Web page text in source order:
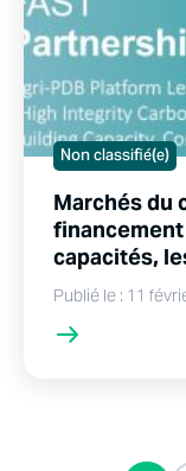
Non classifié(e)
Marchés du
capacités,
Publié le : 11